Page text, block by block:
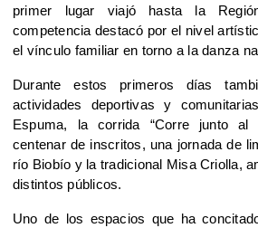
primer lugar viajó hasta la
competencia destacó por el nivel
el vínculo familiar en torno a la danza
Durante estos primeros días
actividades deportivas y
Espuma, la corrida “Corre junto al
centenar de inscritos, una jornada de
río Biobío y la tradicional Misa Criolla,
distintos públicos.
Uno de los espacios que ha